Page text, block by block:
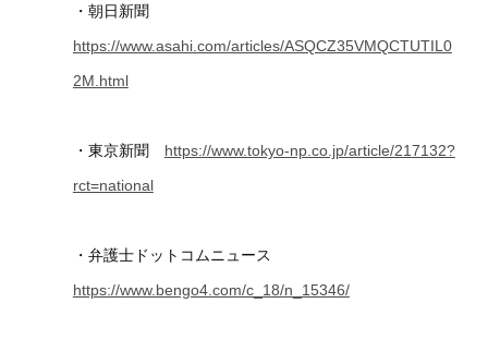
・朝日新聞
https://www.asahi.com/articles/ASQCZ35VMQCTUTIL0
2M.html
・東京新聞 https://www.tokyo-np.co.jp/article/217132?
rct=national
・弁護士ドットコムニュース
https://www.bengo4.com/c_18/n_15346/